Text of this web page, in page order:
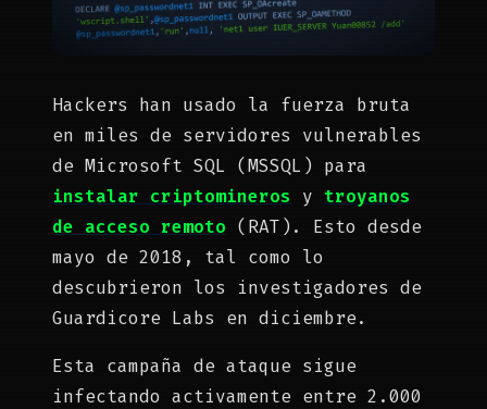
Hackers han usado la fuerza bruta
en miles de servidores vulnerables
de Microsoft SQL (MSSQL) para
instalar criptomineros y troyanos
de acceso remoto (RAT). Esto desde
mayo de 2018, tal como lo
descubrieron los investigadores de
Guardicore Labs en diciembre.
Esta campaña de ataque sigue
infectando activamente entre 2.000